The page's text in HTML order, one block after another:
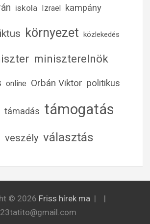
iskola Izrael kampány
környezet közlekedés
miniszterelnök
online Orbán Viktor politikus
támadás támogatás
veszély választás
© 2026 Friss hírek ma
23tatito@gmail.com